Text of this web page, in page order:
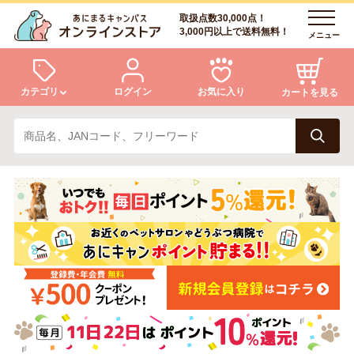
取扱点数30,000点！
3,000円以上で送料無料！
メニュー
カテゴリ
犬 猫
小動物・鳥 アクア・爬虫類・昆虫
ドッグフード キャットフード
美容・ケア用品 服・おさんぽ用品
ログイン お気に入り カートを見る
ログイン
会員登録
あにまるキャンパスについて
アフターサービス
商品リクエスト